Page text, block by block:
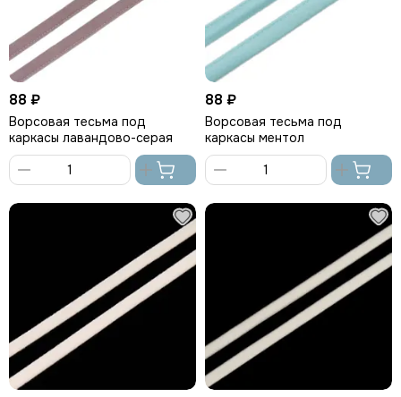
88 ₽
Ворсовая тесьма под
каркасы лавандово-серая
корзину
88 ₽
Ворсовая тесьма под
каркасы ментол
корзину